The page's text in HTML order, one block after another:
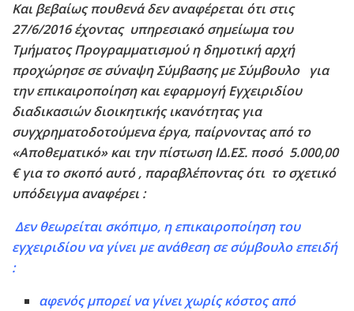
Και βεβαίως πουθενά δεν αναφέρεται ότι στις
27/6/2016 έχοντας υπηρεσιακό σημείωμα του
Τμήματος Προγραμματισμού η δημοτική αρχή
προχώρησε σε σύναψη Σύμβασης με Σύμβουλο για
την επικαιροποίηση και εφαρμογή Εγχειριδίου
διαδικασιών διοικητικής ικανότητας για
συγχρηματοδοτούμενα έργα, παίρνοντας από το
«Αποθεματικό» και την πίστωση ΙΔ.ΕΣ. ποσό 5.000,00
€ για το σκοπό αυτό , παραβλέποντας ότι το σχετικό
υπόδειγμα αναφέρει :
Δεν θεωρείται σκόπιμο, η επικαιροποίηση του
εγχειριδίου να γίνει με ανάθεση σε σύμβουλο επειδή
:
αφενός μπορεί να γίνει χωρίς κόστος από